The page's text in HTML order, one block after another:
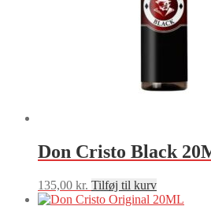
Don Cristo Black
135,00 kr. Tilføj til kurv